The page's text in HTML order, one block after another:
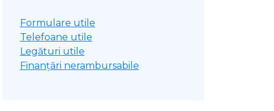
Formulare utile
Telefoane utile
Legături utile
Finanțări nerambursabile